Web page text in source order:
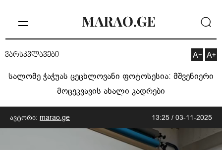
ვარსკვლავები
სალომე ჭაჭუას ცეცხლოვანი ფოტოსესია: მშვენიერი
მოცეკვავის ახალი კადრები
ავტორი: marao.ge 13:25 / 03-11-2025